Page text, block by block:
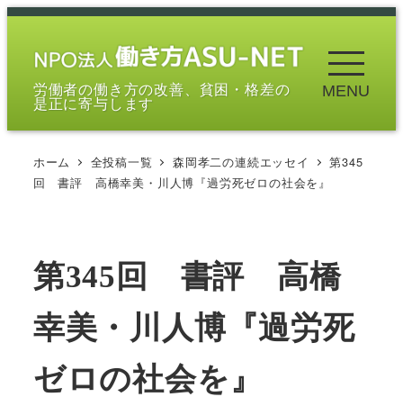
メ
労働者の働き方の改善、貧困・格差の
是正に寄与します
MENU
ホーム 全投稿一覧 森岡孝二の連続エッセイ
第345
回 書評 高橋幸美・川人博『過労死ゼロの社会を』
第345回 書評 高橋
幸美・川人博『過労死
ゼロの社会を』